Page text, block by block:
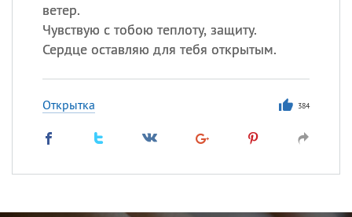
ветер.
Чувствую с тобою теплоту, защиту.
Сердце оставляю для тебя открытым.
Открытка 384